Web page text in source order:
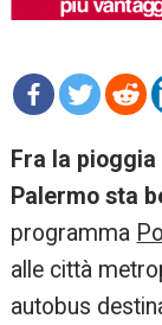
Fra la
Palermo sta
programma
alle città
autobus